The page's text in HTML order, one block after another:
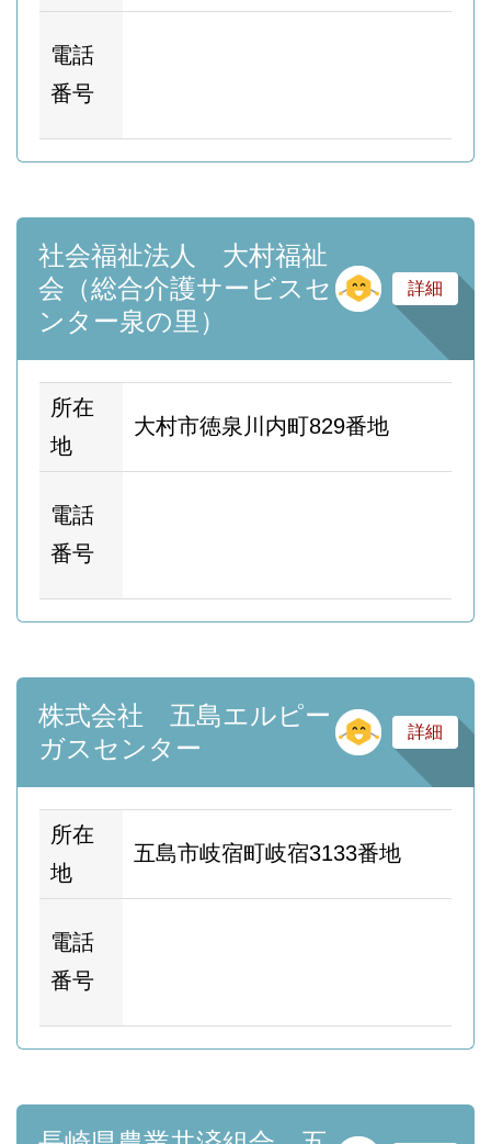
電話
番号
社会福祉法人 大村福祉
会（総合介護サービスセ
ンター泉の里）
そ
詳細
所在
地
大村市徳泉川内町829番地
電話
番号
株式会社 五島エルピー
ガスセンター
そ
詳細
所在
地
五島市岐宿町岐宿3133番地
電話
番号